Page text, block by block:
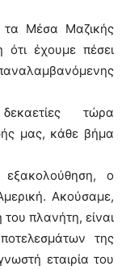
Μέσα Μαζικής
ότι έχουμε πέσει
τώρα
μας, κάθε βήμα
εξακολούθηση, ο
Ακούσαμε,
του πλανήτη, είναι
της
εταιρία του